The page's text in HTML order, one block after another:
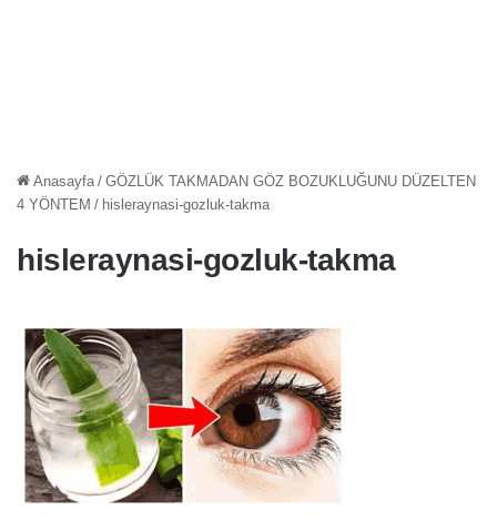
Anasayfa / GÖZLÜK TAKMADAN GÖZ BOZUKLUĞUNU DÜZELTEN
4 YÖNTEM / hisleraynasi-gozluk-takma
hisleraynasi-gozluk-takma